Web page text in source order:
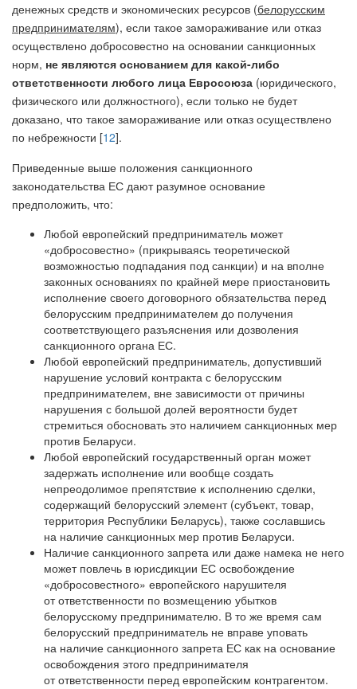
денежных средств и экономических ресурсов (белорусским
предпринимателям), если такое замораживание или отказ
осуществлено добросовестно на основании санкционных
норм, не являются основанием для какой-либо
ответственности любого лица Евросоюза (юридического,
физического или должностного), если только не будет
доказано, что такое замораживание или отказ осуществлено
по небрежности [12].
Приведенные выше положения санкционного
законодательства ЕС дают разумное основание
предположить, что:
Любой европейский предприниматель может
«добросовестно» (прикрываясь теоретической
возможностью подпадания под санкции) и на вполне
законных основаниях по крайней мере приостановить
исполнение своего договорного обязательства перед
белорусским предпринимателем до получения
соответствующего разъяснения или дозволения
санкционного органа ЕС.
Любой европейский предприниматель, допустивший
нарушение условий контракта с белорусским
предпринимателем, вне зависимости от причины
нарушения с большой долей вероятности будет
стремиться обосновать это наличием санкционных мер
против Беларуси.
Любой европейский государственный орган может
задержать исполнение или вообще создать
непреодолимое препятствие к исполнению сделки,
содержащий белорусский элемент (субъект, товар,
территория Республики Беларусь), также сославшись
на наличие санкционных мер против Беларуси.
Наличие санкционного запрета или даже намека не него
может повлечь в юрисдикции ЕС освобождение
«добросовестного» европейского нарушителя
от ответственности по возмещению убытков
белорусскому предпринимателю. В то же время сам
белорусский предприниматель не вправе уповать
на наличие санкционного запрета ЕС как на основание
освобождения этого предпринимателя
от ответственности перед европейским контрагентом.